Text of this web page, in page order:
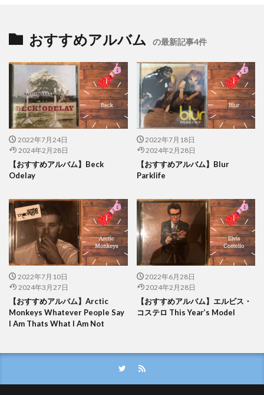
おすすめアルバム の最新記事4件
2022年7月24日
2024年2月28日
【おすすめアルバム】Beck
Odelay
2022年7月18日
2024年2月28日
【おすすめアルバム】Blur
Parklife
2022年7月10日
2024年3月27日
【おすすめアルバム】Arctic
Monkeys Whatever People Say
I Am Thats What I Am Not
2022年6月28日
2024年2月28日
【おすすめアルバム】エルビス・
コステロ This Year’s Model